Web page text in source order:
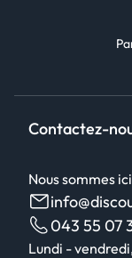
Contactez-
Nous sommes
043 55 07
Lundi -